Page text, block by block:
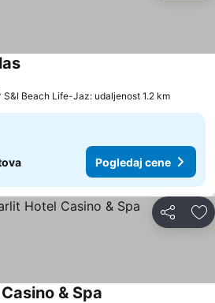
Pogledaj cene
S&I Beach Life-Jaz: udaljenost 1.2 km
Pogledaj cene
Deli
& Spa